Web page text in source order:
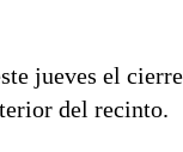
jueves el
del recinto.